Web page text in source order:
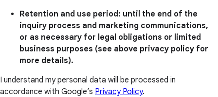
Retention and use period: until the end of the
inquiry process and marketing communications,
or as necessary for legal obligations or limited
business purposes (see above privacy policy for
more details).
I understand my personal data will be processed in
accordance with Google’s Privacy Policy.